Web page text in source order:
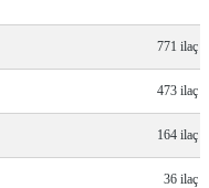
771 ilaç
473 ilaç
164 ilaç
36 ilaç